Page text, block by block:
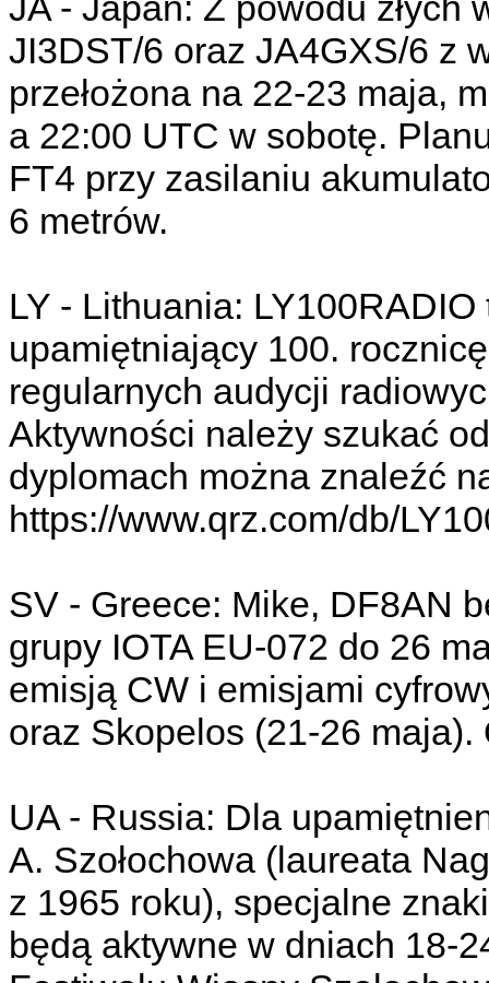
JI3DST/6 oraz JA4GXS/6 z
przełożona na 22-23 maja,
a 22:00 UTC w sobotę.
FT4 przy zasilaniu
6 metrów.
LY - Lithuania:
upamiętniający 100.
regularnych audycji
Aktywności należy szukać
dyplomach można znaleźć
https://www.qrz.com/db/
SV - Greece: Mike, DF8AN
grupy IOTA EU-072 do 26
emisją CW i emisjami
oraz Skopelos (21-26
UA - Russia: Dla
A. Szołochowa (laureata
z 1965 roku), specjalne
będą aktywne w dniach 18-